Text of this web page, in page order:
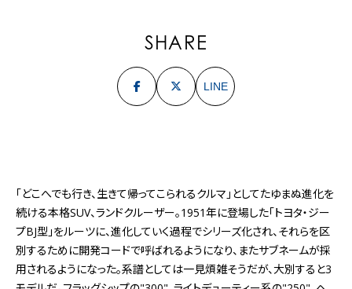
SHARE
LINE
「どこへでも行き、生きて帰ってこられるクルマ」としてたゆまぬ進化を
続ける本格SUV、ランドクルーザー。1951年に登場した「トヨタ・ジー
プBJ型」をルーツに、進化していく過程でシリーズ化され、それらを区
別するために開発コードで呼ばれるようになり、またサブネームが採
用されるようになった。系譜としては一見煩雑そうだが、大別すると3